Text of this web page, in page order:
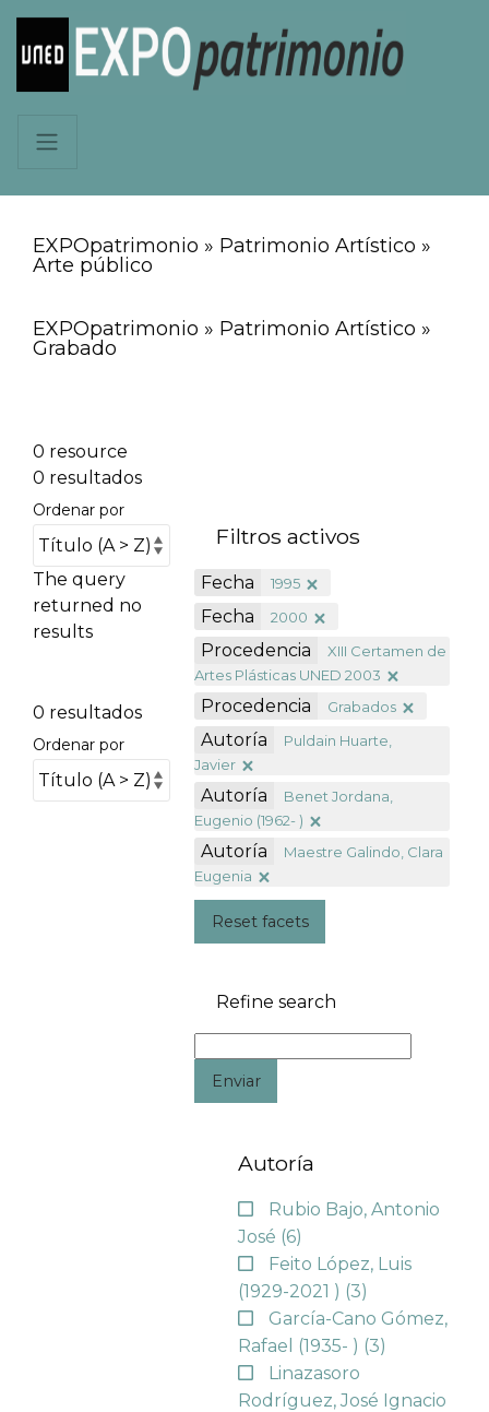
EXPOpatrimonio » Patrimonio Artístico »
Arte público
EXPOpatrimonio » Patrimonio Artístico »
Grabado
0 resource
0 resultados
Ordenar por
The query
returned no
results
0 resultados
Ordenar por
Filtros activos
Fecha 1995
Fecha 2000
Procedencia
XIII Certamen de
Artes Plásticas UNED 2003
Procedencia Grabados
Autoría
Puldain Huarte,
Javier
Autoría
Benet Jordana,
Eugenio (1962- )
Autoría
Maestre Galindo, Clara
Eugenia
Reset facets
Refine search
Enviar
Autoría
Rubio Bajo, Antonio
José (6)
Feito López, Luis
(1929-2021 ) (3)
García-Cano Gómez,
Rafael (1935- ) (3)
Linazasoro
Rodríguez, José Ignacio